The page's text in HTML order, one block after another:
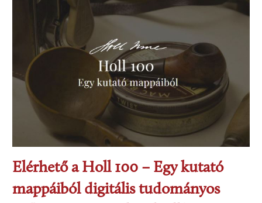
Elérhető a Holl 100 – Egy kutató
mappáiból digitális tudományos